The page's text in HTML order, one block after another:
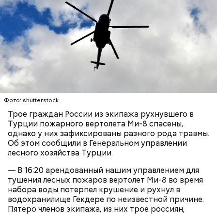
Фото: shutterstock
Трое граждан России из экипажа рухнувшего в
Турции пожарного вертолета Ми-8 спасены,
однако у них зафиксированы разного рода травмы.
Об этом сообщили в Генеральном управлении
лесного хозяйства Турции.
— В 16:20 арендованный нашим управлением для
тушения лесных пожаров вертолет Ми-8 во время
набора воды потерпел крушение и рухнул в
водохранилище Гекдере по неизвестной причине.
Пятеро членов экипажа, из них трое россиян,
— Хищник чувствует кровь, разведенную в
морской воде в пропорции один к миллиону, —
пояснил собеседник «ВМ».
Он также уточнил, что у человека крайне мало
шансов выжить, если он окажется на пути у акулы.
Ни один метод и способ защиты или обороны в
стрессовой ситуации не помогает, ведь у морского
обитателя больше преимуществ в воде как по
выносливости, так и по силе.
— Таких деревень много, их 95 в заповеднике. Это
вообще отдельный объект исследования, —
заметил он.
— Почему-то все говорят о заговорах, забывая о
Также специалист отметил, что часы Судного дня
помогают больше людей привлечь к проблемам
глобального потепления, климатических изменений
и природных последствий войн.